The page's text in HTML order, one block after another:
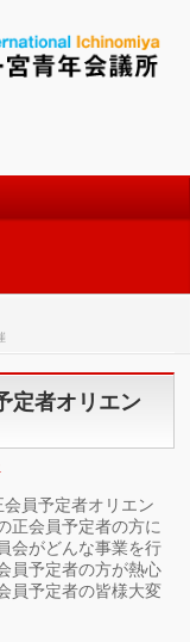
定者オリエン
員予定者オリエン
正会員予定者の方に
会がどんな事業を行
員予定者の方が熱心
員予定者の皆様大変